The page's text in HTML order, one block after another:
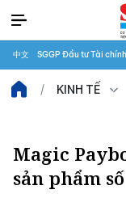
中文 SGGP Đầu tư Tài chính
KINH TẾ
Magic
sản phẩm